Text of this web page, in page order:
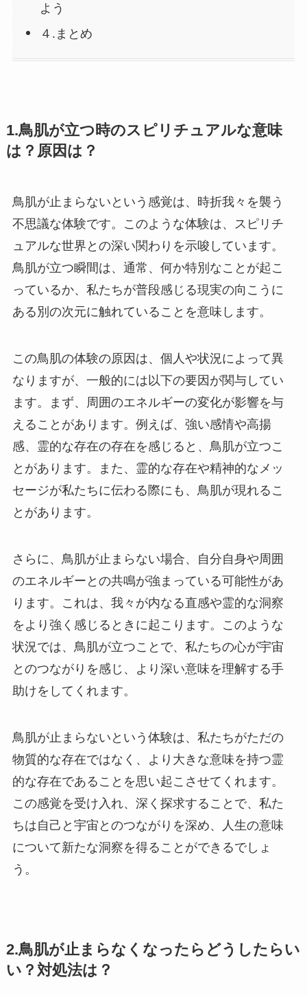
よう
４.まとめ
1.鳥肌が立つ時のスピリチュアルな意味
は？原因は？
鳥肌が止まらないという感覚は、時折我々を襲う
不思議な体験です。このような体験は、スピリチ
ュアルな世界との深い関わりを示唆しています。
鳥肌が立つ瞬間は、通常、何か特別なことが起こ
っているか、私たちが普段感じる現実の向こうに
ある別の次元に触れていることを意味します。
この鳥肌の体験の原因は、個人や状況によって異
なりますが、一般的には以下の要因が関与してい
ます。まず、周囲のエネルギーの変化が影響を与
えることがあります。例えば、強い感情や高揚
感、霊的な存在の存在を感じると、鳥肌が立つこ
とがあります。また、霊的な存在や精神的なメッ
セージが私たちに伝わる際にも、鳥肌が現れるこ
とがあります。
さらに、鳥肌が止まらない場合、自分自身や周囲
のエネルギーとの共鳴が強まっている可能性があ
ります。これは、我々が内なる直感や霊的な洞察
をより強く感じるときに起こります。このような
状況では、鳥肌が立つことで、私たちの心が宇宙
とのつながりを感じ、より深い意味を理解する手
助けをしてくれます。
鳥肌が止まらないという体験は、私たちがただの
物質的な存在ではなく、より大きな意味を持つ霊
的な存在であることを思い起こさせてくれます。
この感覚を受け入れ、深く探求することで、私た
ちは自己と宇宙とのつながりを深め、人生の意味
について新たな洞察を得ることができるでしょ
う。
2.鳥肌が止まらなくなったらどうしたらい
い？対処法は？